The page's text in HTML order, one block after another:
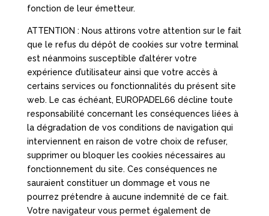
fonction de leur émetteur.
ATTENTION : Nous attirons votre attention sur le fait
que le refus du dépôt de cookies sur votre terminal
est néanmoins susceptible d’altérer votre
expérience d’utilisateur ainsi que votre accès à
certains services ou fonctionnalités du présent site
web. Le cas échéant, EUROPADEL66 décline toute
responsabilité concernant les conséquences liées à
la dégradation de vos conditions de navigation qui
interviennent en raison de votre choix de refuser,
supprimer ou bloquer les cookies nécessaires au
fonctionnement du site. Ces conséquences ne
sauraient constituer un dommage et vous ne
pourrez prétendre à aucune indemnité de ce fait.
Votre navigateur vous permet également de